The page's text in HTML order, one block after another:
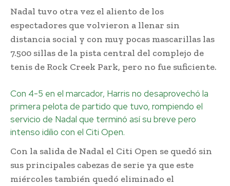
Nadal tuvo otra vez el aliento de los
espectadores que volvieron a llenar sin
distancia social y con muy pocas mascarillas las
7.500 sillas de la pista central del complejo de
tenis de Rock Creek Park, pero no fue suficiente.
Con 4-5 en el marcador, Harris no desaprovechó la
primera pelota de partido que tuvo, rompiendo el
servicio de Nadal que terminó así su breve pero
intenso idilio con el Citi Open.
Con la salida de Nadal el Citi Open se quedó sin
sus principales cabezas de serie ya que este
miércoles también quedó eliminado el